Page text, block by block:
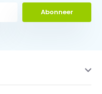
Abonneer